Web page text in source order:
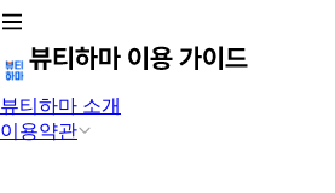
뷰티하마 소개
이용약관